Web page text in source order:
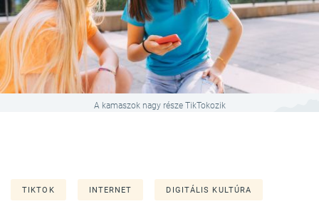
A kamaszok nagy része TikTokozik
TIKTOK INTERNET DIGITÁLIS KULTÚRA